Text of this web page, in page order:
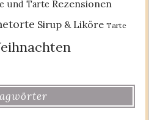
und Tarte Rezensionen
Sirup & Liköre Tarte